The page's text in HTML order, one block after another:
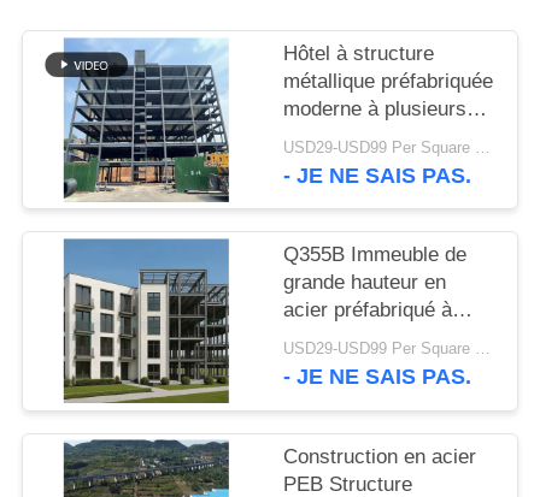
DÉFAUT
BLOG
SITEMAP
PRIVACY
POLICY
Hôtel à structure
métallique préfabriquée
moderne à plusieurs
étages
USD29-USD99 Per Square Meter MOQ:200 mètres carrés
- JE NE SAIS PAS.
Q355B Immeuble de
grande hauteur en
acier préfabriqué à
plusieurs étages en
acier
USD29-USD99 Per Square Meter MOQ:500 mètres carrés
- JE NE SAIS PAS.
Construction en acier
PEB Structure